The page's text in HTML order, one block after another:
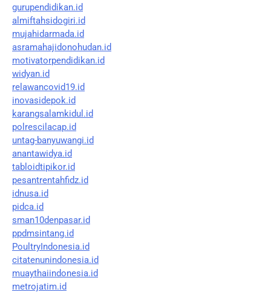
gurupendidikan.id
almiftahsidogiri.id
mujahidarmada.id
asramahajidonohudan.id
motivatorpendidikan.id
widyan.id
relawancovid19.id
inovasidepok.id
karangsalamkidul.id
polrescilacap.id
untag-banyuwangi.id
anantawidya.id
tabloidtipikor.id
pesantrentahfidz.id
idnusa.id
pidca.id
sman10denpasar.id
ppdmsintang.id
PoultryIndonesia.id
citatenunindonesia.id
muaythaiindonesia.id
metrojatim.id